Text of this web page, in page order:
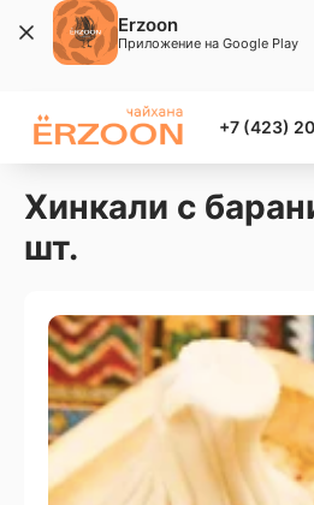
+7 (423)
Xинкали с
шт.
Erzoon
Приложение на Google Play